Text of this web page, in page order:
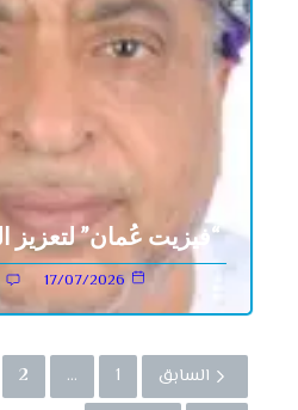
“فيزيت عُمان” لتعزيز
17/07/2026
السابق 1
…
2